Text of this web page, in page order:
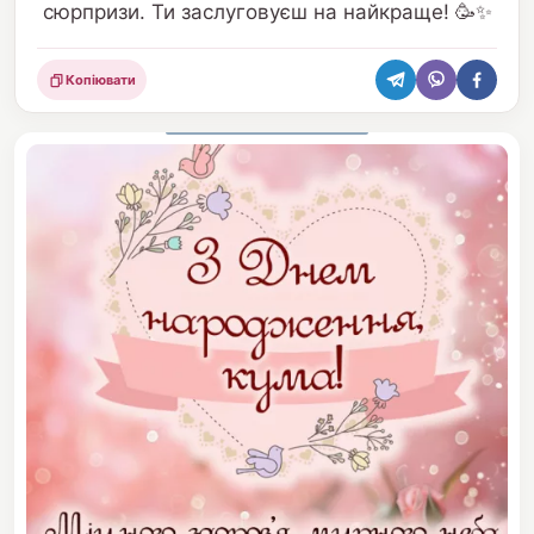
сюрпризи. Ти заслуговуєш на найкраще! 🥳✨
Поділитися
Копіювати